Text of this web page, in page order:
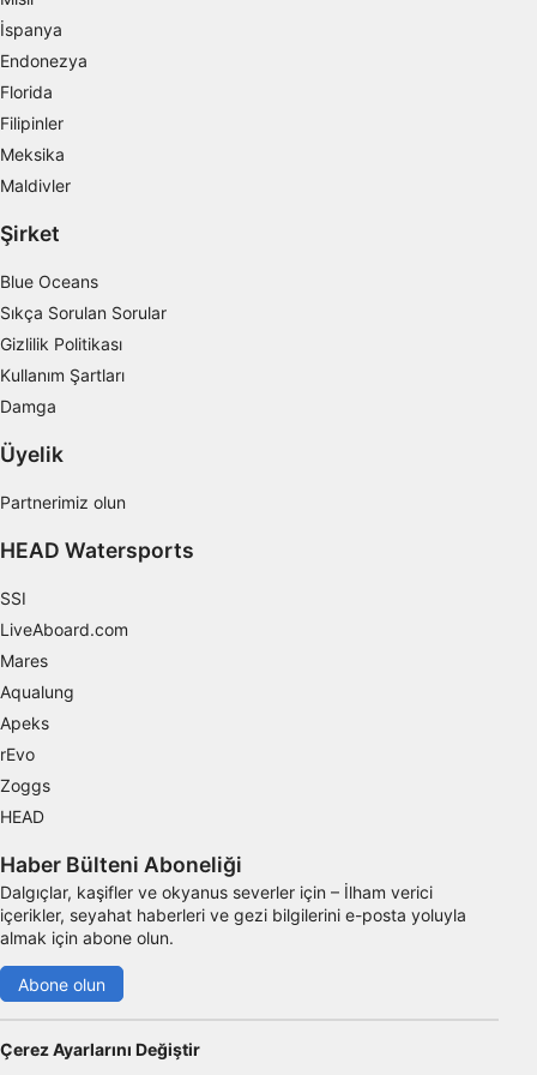
İspanya
Endonezya
Florida
Filipinler
Meksika
Maldivler
Şirket
Blue Oceans
Sıkça Sorulan Sorular
Gizlilik Politikası
Kullanım Şartları
Damga
Üyelik
Partnerimiz olun
HEAD Watersports
SSI
LiveAboard.com
Mares
Aqualung
Apeks
rEvo
Zoggs
HEAD
Haber Bülteni Aboneliği
Dalgıçlar, kaşifler ve okyanus severler için – İlham verici
içerikler, seyahat haberleri ve gezi bilgilerini e-posta yoluyla
almak için abone olun.
Abone olun
Çerez Ayarlarını Değiştir
Kişiselleştirilmiş içerik seçmek için profilleri
kullanmak
Reklam performansını ölçmek
İçerik performansını ölçmek
verilerin bileşimleri yoluyla hedef kitleleri
İçerik seçmek için sınırlı veri kullanmak
IAB Özel Özellikleri:
cihazları belirlemek
Verim
Fonksiyonel
Reklâm